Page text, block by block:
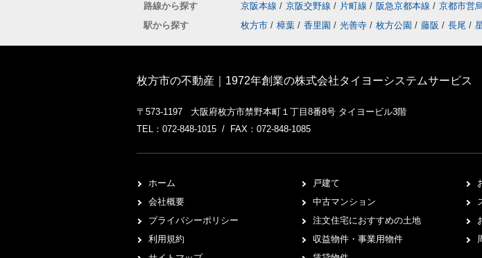
路線から探す
京阪本線 / 京阪交野線 / 片町線 / 阪急京都本線 / 京都市営
駅から探す
枚方市 / 樟葉 / 香里園 / 光善寺 / 枚方公園 / 藤阪 / 長尾 /
枚方市の不動産｜1972年創業の株式会社タイヨーシステムサービス
〒573-1197 大阪府枚方市禁野本町１丁目8番8号 タイヨービル3階
TEL：072-848-1015 / FAX：072-848-1085
ホーム
会社概要
プライバシーポリシー
利用規約
戸建て
中古マンション
注文住宅におすすめの土地
収益物件・事業用物件